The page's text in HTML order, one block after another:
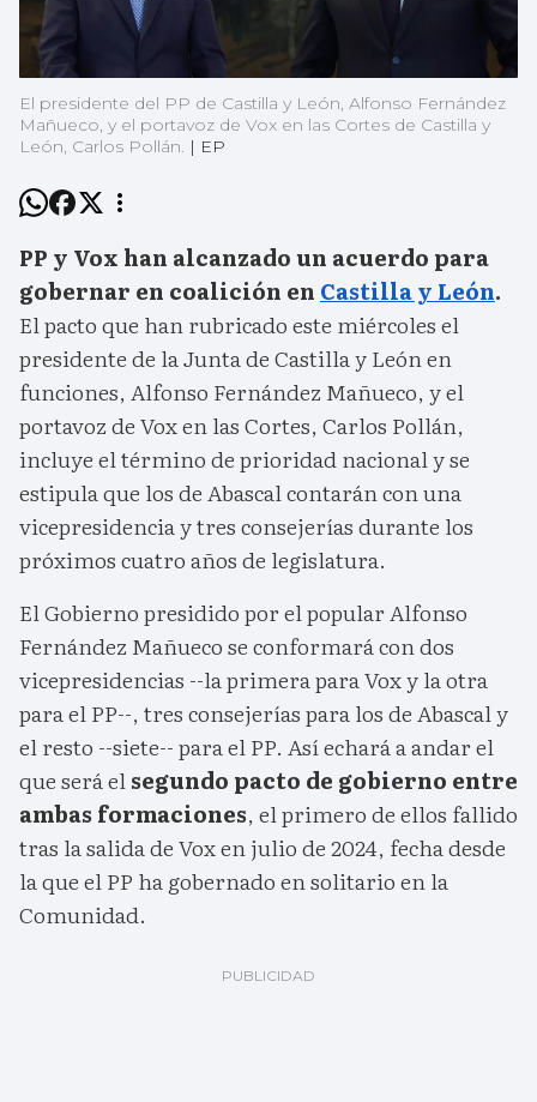
El presidente del PP de Castilla y León, Alfonso Fernández
Mañueco, y el portavoz de Vox en las Cortes de Castilla y
León, Carlos Pollán. | EP
PP y Vox han alcanzado un acuerdo para
gobernar en coalición en Castilla y León.
El pacto que han rubricado este miércoles el
presidente de la Junta de Castilla y León en
funciones, Alfonso Fernández Mañueco, y el
portavoz de Vox en las Cortes, Carlos Pollán,
incluye el término de prioridad nacional y se
estipula que los de Abascal contarán con una
vicepresidencia y tres consejerías durante los
próximos cuatro años de legislatura.
El Gobierno presidido por el popular Alfonso
Fernández Mañueco se conformará con dos
vicepresidencias --la primera para Vox y la otra
para el PP--, tres consejerías para los de Abascal y
el resto --siete-- para el PP. Así echará a andar el
que será elsegundo pacto de gobierno entre
ambas formaciones, el primero de ellos fallido
tras la salida de Vox en julio de 2024, fecha desde
la que el PP ha gobernado en solitario en la
Comunidad.